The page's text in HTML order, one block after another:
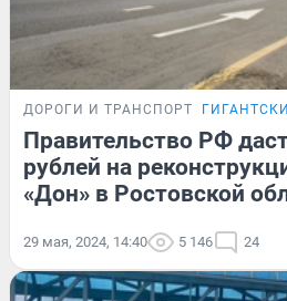
ДОРОГИ И ТРАНСПОРТ
Правительство РФ
рублей на
«Дон» в Ростовской
29 мая, 2024, 14:40 5 146 24